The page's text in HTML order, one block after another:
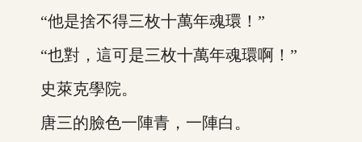
“他是捨不得三枚十萬年魂環！”
“也對，這可是三枚十萬年魂環啊！”
史萊克學院。
唐三的臉色一陣青，一陣白。